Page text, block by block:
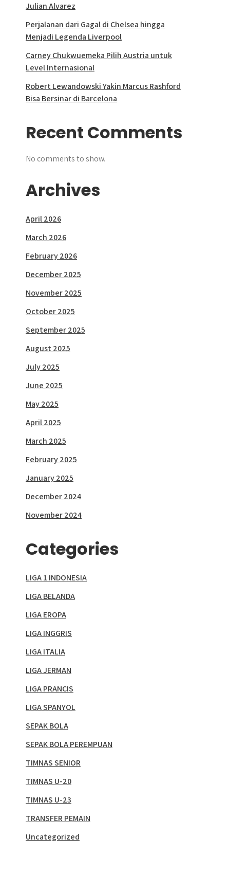
Julian Alvarez
Perjalanan dari Gagal di Chelsea hingga
Menjadi Legenda Liverpool
Carney Chukwuemeka Pilih Austria untuk
Level Internasional
Robert Lewandowski Yakin Marcus Rashford
Bisa Bersinar di Barcelona
Recent Comments
No comments to show.
Archives
April 2026
March 2026
February 2026
December 2025
November 2025
October 2025
September 2025
August 2025
July 2025
June 2025
May 2025
April 2025
March 2025
February 2025
January 2025
December 2024
November 2024
Categories
LIGA 1 INDONESIA
LIGA BELANDA
LIGA EROPA
LIGA INGGRIS
LIGA ITALIA
LIGA JERMAN
LIGA PRANCIS
LIGA SPANYOL
SEPAK BOLA
SEPAK BOLA PEREMPUAN
TIMNAS SENIOR
TIMNAS U-20
TIMNAS U-23
TRANSFER PEMAIN
Uncategorized